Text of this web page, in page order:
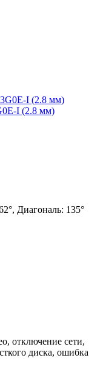
I (2.8 мм)
Диагональ: 135°
отключение сети,
диска, ошибка